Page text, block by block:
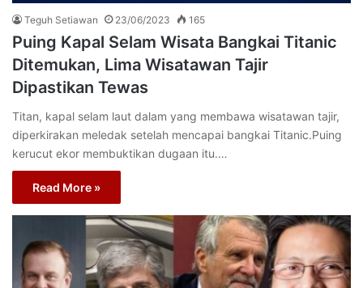
Teguh Setiawan 23/06/2023 165
Puing Kapal Selam Wisata Bangkai Titanic
Ditemukan, Lima Wisatawan Tajir
Dipastikan Tewas
Titan, kapal selam laut dalam yang membawa wisatawan tajir,
diperkirakan meledak setelah mencapai bangkai Titanic.Puing
kerucut ekor membuktikan dugaan itu.…
Read More »